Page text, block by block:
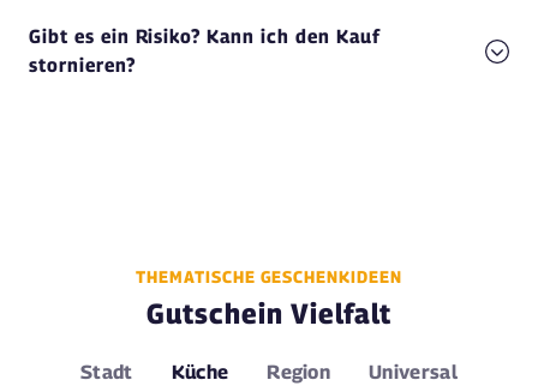
Gibt es ein Risiko? Kann ich den Kauf
stornieren?
THEMATISCHE GESCHENKIDEEN
Gutschein Vielfalt
Stadt Küche Region Universal